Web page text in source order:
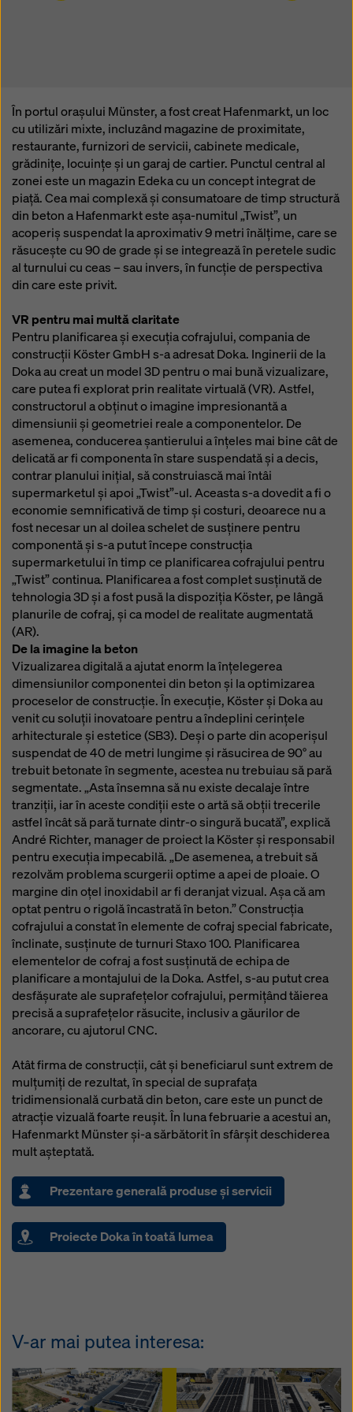
În portul orașului Münster, a fost creat Hafenmarkt, un loc
cu utilizări mixte, incluzând magazine de proximitate,
restaurante, furnizori de servicii, cabinete medicale,
grădinițe, locuințe și un garaj de cartier. Punctul central al
zonei este un magazin Edeka cu un concept integrat de
piață. Cea mai complexă și consumatoare de timp structură
din beton a Hafenmarkt este așa-numitul „Twist”, un
acoperiș suspendat la aproximativ 9 metri înălțime, care se
răsucește cu 90 de grade și se integrează în peretele sudic
al turnului cu ceas – sau invers, în funcție de perspectiva
din care este privit.
VR pentru mai multă claritate
Pentru planificarea și execuția cofrajului, compania de
construcții Köster GmbH s-a adresat Doka. Inginerii de la
Doka au creat un model 3D pentru o mai bună vizualizare,
care putea fi explorat prin realitate virtuală (VR). Astfel,
constructorul a obținut o imagine impresionantă a
dimensiunii și geometriei reale a componentelor. De
asemenea, conducerea șantierului a înțeles mai bine cât de
delicată ar fi componenta în stare suspendată și a decis,
contrar planului inițial, să construiască mai întâi
supermarketul și apoi „Twist”-ul. Aceasta s-a dovedit a fi o
economie semnificativă de timp și costuri, deoarece nu a
fost necesar un al doilea schelet de susținere pentru
componentă și s-a putut începe construcția
supermarketului în timp ce planificarea cofrajului pentru
„Twist” continua. Planificarea a fost complet susținută de
tehnologia 3D și a fost pusă la dispoziția Köster, pe lângă
planurile de cofraj, și ca model de realitate augmentată
(AR).
De la imagine la beton
Vizualizarea digitală a ajutat enorm la înțelegerea
dimensiunilor componentei din beton și la optimizarea
proceselor de construcție. În execuție, Köster și Doka au
venit cu soluții inovatoare pentru a îndeplini cerințele
arhitecturale și estetice (SB3). Deși o parte din acoperișul
suspendat de 40 de metri lungime și răsucirea de 90° au
trebuit betonate în segmente, acestea nu trebuiau să pară
segmentate. „Asta însemna să nu existe decalaje între
tranziții, iar în aceste condiții este o artă să obții trecerile
astfel încât să pară turnate dintr-o singură bucată”, explică
André Richter, manager de proiect la Köster și responsabil
pentru execuția impecabilă. „De asemenea, a trebuit să
rezolvăm problema scurgerii optime a apei de ploaie. O
margine din oțel inoxidabil ar fi deranjat vizual. Așa că am
optat pentru o rigolă încastrată în beton.” Construcția
cofrajului a constat în elemente de cofraj special fabricate,
înclinate, susținute de turnuri Staxo 100. Planificarea
elementelor de cofraj a fost susținută de echipa de
planificare a montajului de la Doka. Astfel, s-au putut crea
desfășurate ale suprafețelor cofrajului, permițând tăierea
precisă a suprafețelor răsucite, inclusiv a găurilor de
ancorare, cu ajutorul CNC.
Atât firma de construcții, cât și beneficiarul sunt extrem de
mulțumiți de rezultat, în special de suprafața
tridimensională curbată din beton, care este un punct de
atracție vizuală foarte reușit. În luna februarie a acestui an,
Hafenmarkt Münster și-a sărbătorit în sfârșit deschiderea
mult așteptată.
Prezentare generală produse şi servicii
Proiecte Doka în toată lumea
V-ar mai putea interesa:
Puteți refuza toate cookie-urile care necesită
pentru viitor, făcând clic, de exemplu, peSetările
cookiela sfârșitul acestui site web.
Pentru mai multe informații despre cookie-urile
noastre, consultațipolitica noastră de confidențialitate.
Vă oferim, de asemenea, posibilitatea de a selecta
cookie-urile (Setări avansate pentru cookie-uri).